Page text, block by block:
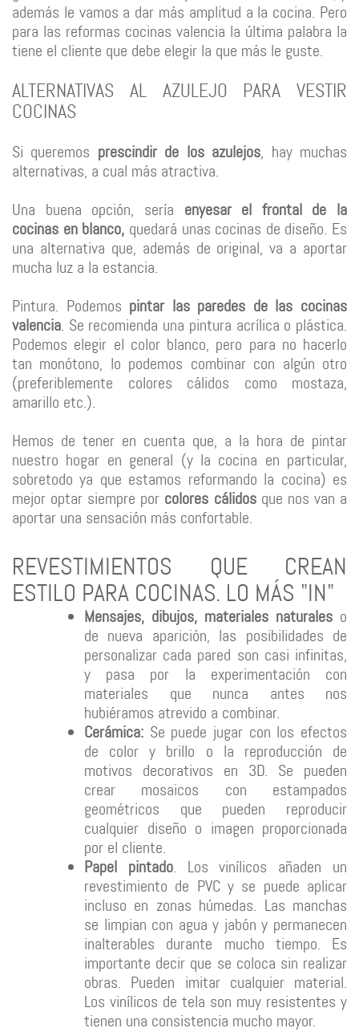
además le vamos a dar más amplitud a la cocina. Pero
para las reformas cocinas valencia la última palabra la
tiene el cliente que debe elegir la que más le guste.
ALTERNATIVAS AL AZULEJO PARA VESTIR
COCINAS
Si queremos prescindir de los azulejos, hay muchas
alternativas, a cual más atractiva.
Una buena opción, sería enyesar el frontal de la
cocinas en blanco, quedará unas cocinas de diseño. Es
una alternativa que, además de original, va a aportar
mucha luz a la estancia.
Pintura. Podemos pintar las paredes de las cocinas
valencia. Se recomienda una pintura acrílica o plástica.
Podemos elegir el color blanco, pero para no hacerlo
tan monótono, lo podemos combinar con algún otro
(preferiblemente colores cálidos como mostaza,
amarillo etc.).
Hemos de tener en cuenta que, a la hora de pintar
nuestro hogar en general (y la cocina en particular,
sobretodo ya que estamos reformando la cocina) es
mejor optar siempre por colores cálidosque nos van a
aportar una sensación más confortable.
REVESTIMIENTOS QUE CREAN
ESTILO PARA COCINAS. LO MÁS "IN"
Mensajes, dibujos, materiales naturales o
de nueva aparición, las posibilidades de
personalizar cada pared son casi infinitas,
y pasa por la experimentación con
materiales que nunca antes nos
hubiéramos atrevido a combinar.
Cerámica: Se puede jugar con los efectos
de color y brillo o la reproducción de
motivos decorativos en 3D. Se pueden
crear mosaicos con estampados
geométricos que pueden reproducir
cualquier diseño o imagen proporcionada
por el cliente.
Papel pintado. Los vinílicos añaden un
revestimiento de PVC y se puede aplicar
incluso en zonas húmedas. Las manchas
se limpian con agua y jabón y permanecen
inalterables durante mucho tiempo. Es
importante decir que se coloca sin realizar
obras. Pueden imitar cualquier material.
Los vinílicos de tela son muy resistentes y
tienen una consistencia mucho mayor.